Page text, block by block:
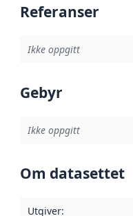
Referanser
Ikke oppgitt
Gebyr
Ikke oppgitt
Om datasettet
Utgiver: